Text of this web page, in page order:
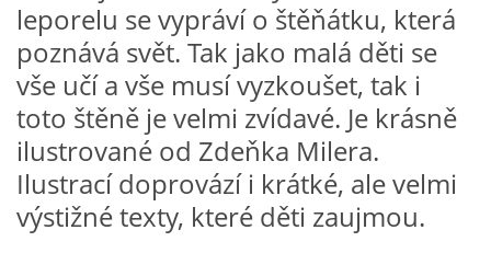
VZDĚLÁVACÍ BLOK PROSINEC
VZDĚLÁVACÍ BLOK LEDEN
VZDĚLÁVACÍ BLOK ÚNOR
leporelu se vypráví o štěňátku, která
poznává svět. Tak jako malá děti se
vše učí a vše musí vyzkoušet, tak i
toto štěně je velmi zvídavé. Je krásně
ilustrované od Zdeňka Milera.
Ilustrací doprovází i krátké, ale velmi
výstižné texty, které děti zaujmou.